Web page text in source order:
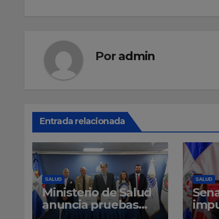
Por admin
Entrada relacionada
SALUD
Ministerio de Salud
anuncia pruebas
SALUD